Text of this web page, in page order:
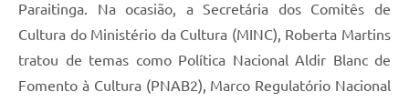
Participe mais
Contas Públicas
Editais
Paraitinga. Na ocasião, a Secretária dos Comitês de
Cultura do Ministério da Cultura (MINC), Roberta Martins
tratou de temas como Política Nacional Aldir Blanc de
Fomento à Cultura (PNAB2), Marco Regulatório Nacional